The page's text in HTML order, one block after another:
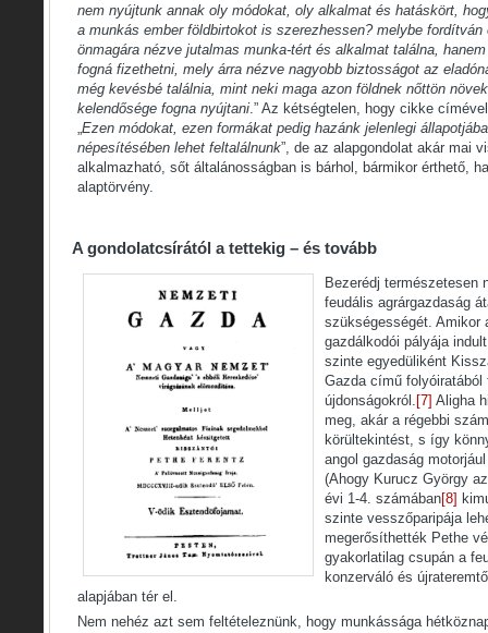
nem nyújtunk annak oly módokat, oly alkalmat és hatáskört,
a munkás ember földbirtokot is szerezhessen? melybe
önmagára nézve jutalmas munka-tért és alkalmat találna,
fogná fizethetni, mely árra nézve nagyobb biztosságot az
még kevésbé találnia, mint neki maga azon földnek nőttön
kelendősége fogna nyújtani .” Az kétségtelen, hogy cikke
Ezen módokat, ezen formákat pedig hazánk jelenlegi
népesítésében lehet feltalálnunk”, de az alapgondolat akár mai
alkalmazható, sőt általánosságban is bárhol, bármikor érthető,
alaptörvény.
A gondolatcsírától a tettekig – és tovább
Bezerédj természetesen
feudális agrárgazdaság
szükségességét. Amikor
gazdálkodói pályája
szinte egyedüliként
Gazda című folyóiratából
újdonságokról. [7] Aligha
meg, akár a régebbi
körültekintést, s így
angol gazdaság
(Ahogy Kurucz György
évi 1-4. számában[8]
szinte vesszőparipája
megerősíthették Pethe
gyakorlatilag csupán a
konzerváló és
alapjában tér el.
Nem nehéz azt sem feltételeznünk, hogy munkássága